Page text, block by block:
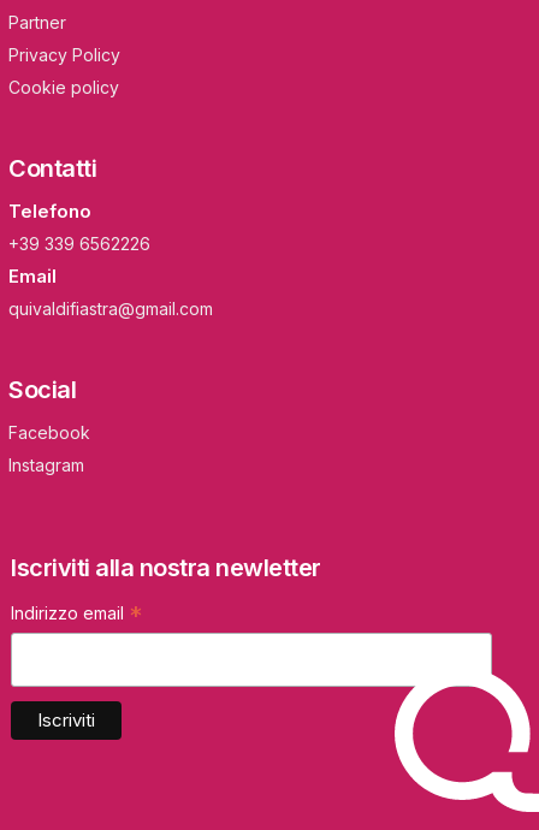
Partner
Privacy Policy
Cookie policy
Contatti
Telefono
+39 339 6562226
Email
quivaldifiastra@gmail.com
Social
Facebook
Instagram
Iscriviti alla nostra newletter
Indirizzo email *